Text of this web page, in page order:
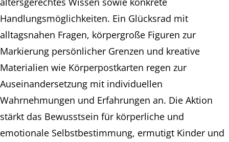
Handlungsmöglichkeiten. Ein Glücksrad mit
alltagsnahen Fragen, körpergroße Figuren zur
Markierung persönlicher Grenzen und kreative
Materialien wie Körperpostkarten regen zur
Auseinandersetzung mit individuellen
Wahrnehmungen und Erfahrungen an. Die Aktion
stärkt das Bewusstsein für körperliche und
emotionale Selbstbestimmung, ermutigt Kinder und